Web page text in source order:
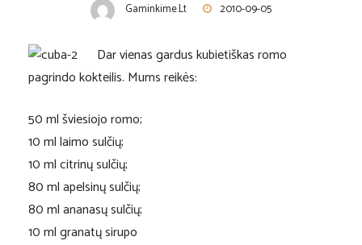
Gaminkime.lt 2010-09-05
Dar vienas gardus kubietiškas romo
pagrindo kokteilis. Mums reikės:
50 ml šviesiojo romo;
10 ml laimo sulčių;
10 ml citrinų sulčių;
80 ml apelsinų sulčių;
80 ml ananasų sulčių;
10 ml granatų sirupo